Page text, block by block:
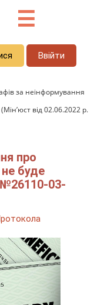
☰
Ввійти
за неінформування
від 02.06.2022 р.
про
не буде
№26110-03-